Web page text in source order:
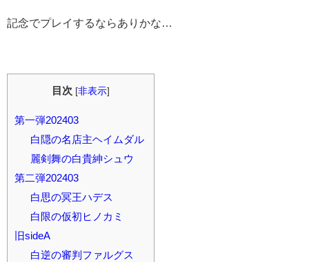
記念でプレイするならありかな…
目次 [非表示]
第一弾202403
白隠の名店主ヘイムダル
麗剣舞の白貴紳シュウ
第二弾202403
白思の冥王ハデス
白限の仮初ヒノカミ
旧sideA
白逆の審判ファルグス